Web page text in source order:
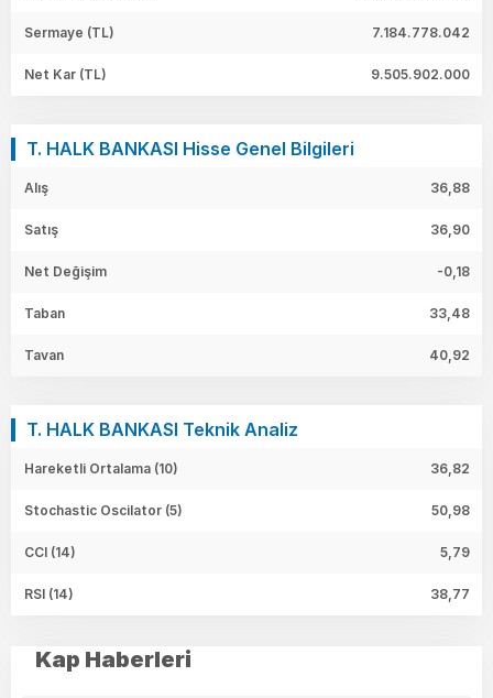
Sermaye (TL) 7.184.778.042
Net Kar (TL) 9.505.902.000
T. HALK BANKASI Hisse Genel Bilgileri
Alış 36,88
Satış 36,90
Net Değişim -0,18
Taban 33,48
Tavan 40,92
T. HALK BANKASI Teknik Analiz
Hareketli Ortalama (10) 36,82
Stochastic Oscilator (5) 50,98
CCI (14) 5,79
RSI (14) 38,77
Kap Haberleri